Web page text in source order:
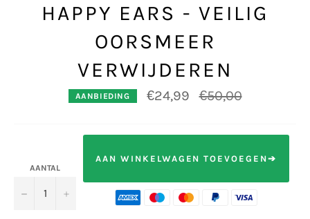
HAPPY EARS - VEILIG
OORSMEER
VERWIJDEREN
AANBIEDING €24,99
Normale
prijs
€50,00
AANTAL
− +
AAN WINKELWAGEN TOEVOEGEN➔